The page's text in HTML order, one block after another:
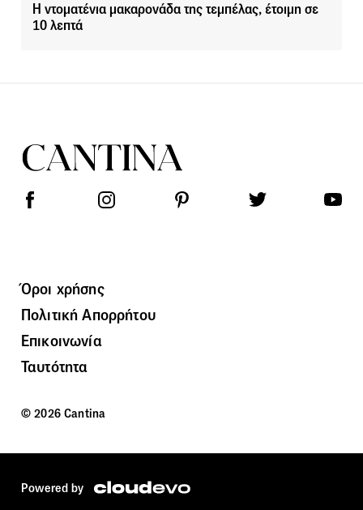
Η ντοματένια μακαρονάδα της τεμπέλας, έτοιμη σε
10 λεπτά
Όροι χρήσης
Πολιτική Απορρήτου
Επικοινωνία
Ταυτότητα
© 2026 Cantina
Powered by